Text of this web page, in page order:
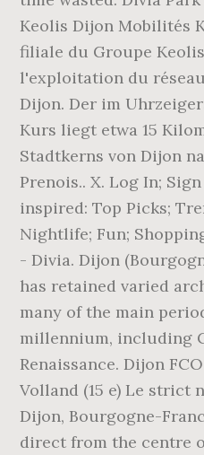
Keolis Dijon Mobilités
filiale du Groupe
l'exploitation du
Dijon. Der im
Kurs liegt etwa 15
Stadtkerns von Dijon
Prenois.. X. Log In;
inspired: Top Picks;
Nightlife; Fun;
- Divia. Dijon
has retained varied
many of the main
millennium, including
Renaissance. Dijon
Volland (15 e) Le strict
Dijon, Bourgogne-
direct from the centre